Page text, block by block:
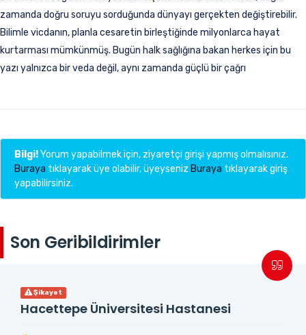
zamanda doğru soruyu sorduğunda dünyayı gerçekten değiştirebilir.
Bilimle vicdanın, planla cesaretin birleştiğinde milyonlarca hayat
kurtarması mümkünmüş. Bugün halk sağlığına bakan herkes için bu
yazı yalnızca bir veda değil, aynı zamanda güçlü bir çağrı
Bilgi!Yorum yapabilmek için, ziyaretçi girişi yapmış olmalısınız.
Buraya tıklayarak üye olabilir, üyeyseniz Buraya tıklayarak giriş
yapabilirsiniz.
Son Geribildirimler
Şikayet
Hacettepe Üniversitesi Hastanesi